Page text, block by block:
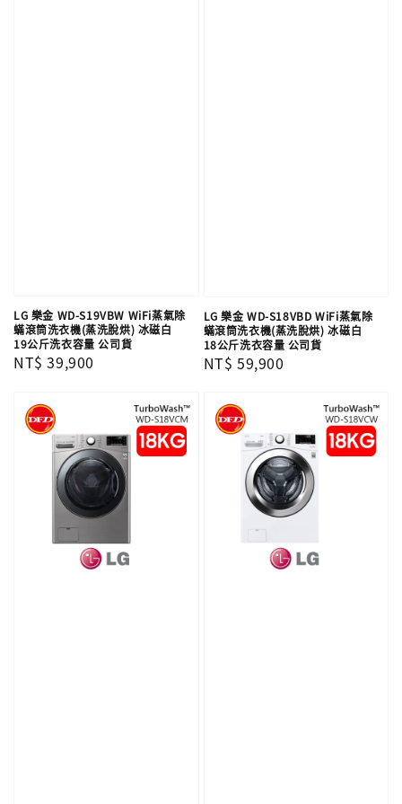
LG 樂金 WD-S19VBW WiFi蒸氣除
蟎滾筒洗衣機(蒸洗脫烘) 冰磁白
19公斤洗衣容量 公司貨
Regular
NT$ 39,900
LG 樂金 WD-S18VBD WiFi蒸氣除
蟎滾筒洗衣機(蒸洗脫烘) 冰磁白
18公斤洗衣容量 公司貨
Regular
NT$ 59,900